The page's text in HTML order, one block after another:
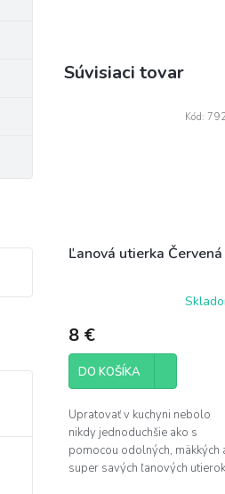
Súvisiaci tovar
Ľanová utierka Červená
8 €
DO KOŠÍKA
Upratovať v kuchyni nebolo
nikdy jednoduchšie ako s
pomocou odolných, mäkkých
super savých ľanových
Kód: